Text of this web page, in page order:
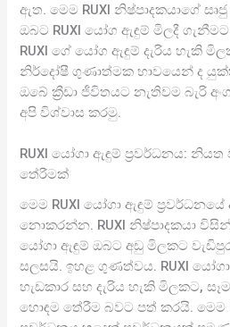
ඇත. මෙම RUXI නිෂ්පාදකයාගේ
ඔබට RUXI යෝග ඇඳුම් මිලදී
RUXI ගේ යෝග ඇඳුම් දැරිය හැකි
නිර්දෝෂී ගුණාත්මක භාවයෙන් ද
ඔබේ ක්‍රීඩා ජීවිතයට නැතිවම බැරි
අපි විශ්වාස කරමු.
RUXI යෝගා ඇඳුම් ප්‍රවර්ධනය:
තේරීමක්
මෙම RUXI යෝගා ඇඳුම්
නොකරන්න. RUXI නිෂ්පාදකයා
යෝගා ඇඳුම් ඔබට අඩු මිලකට
සලසයි. ඉහළ ගුණත්වය. RUXI
හැඩකාර සහ දැරිය හැකි මිලකට,
හොඳම තේරීම බවට පත් කරයි. මෙම